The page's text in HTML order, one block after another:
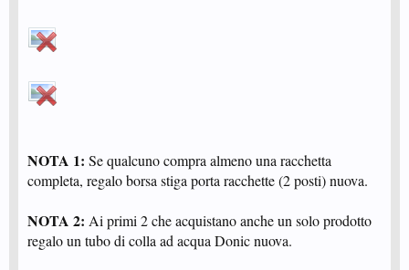
NOTA 1: Se qualcuno compra almeno una racchetta
completa, regalo borsa stiga porta racchette (2 posti) nuova.
NOTA 2: Ai primi 2 che acquistano anche un solo prodotto
regalo un tubo di colla ad acqua Donic nuova.